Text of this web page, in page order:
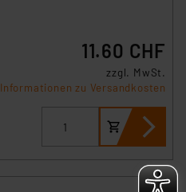
11.60 CHF
zzgl. MwSt.
Informationen zu Versandkosten